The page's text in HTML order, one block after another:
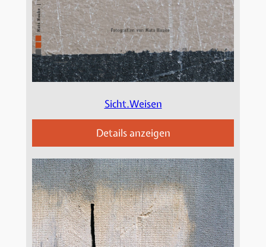
Sicht.Weisen
Details anzeigen